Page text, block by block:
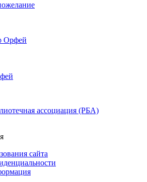
Орфей
ассоциация (РБА)
сайта